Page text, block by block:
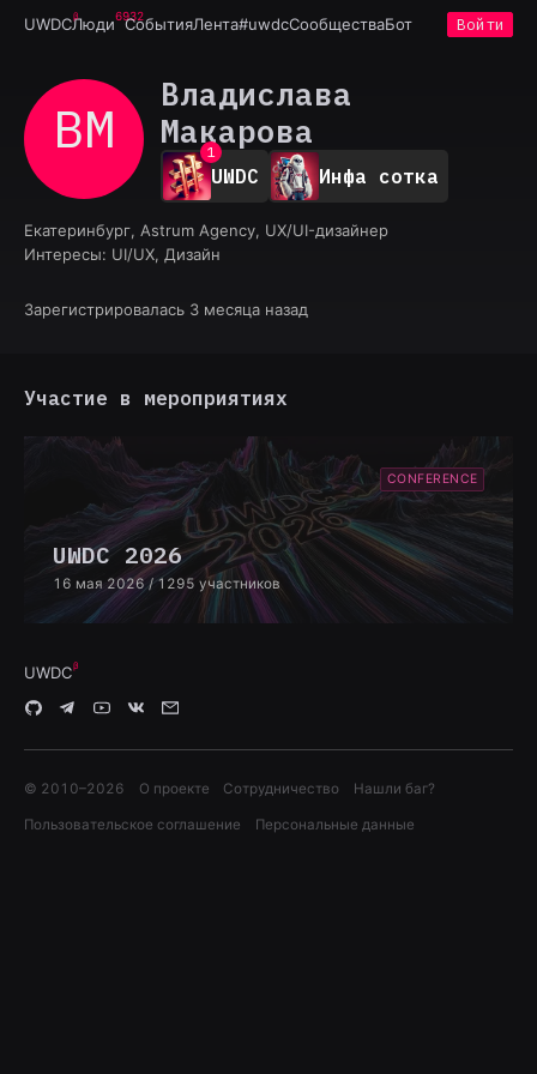
UWDCЛюди6932
СобытияЛента#uwdcСообществаБот Войти
ВМ
Владислава
Макарова
0
1
2
3
4
5
8
UWDC Инфа сотка
Екатеринбург, Astrum Agency, UX/UI-дизайнер
Интересы: UI/UX, Дизайн
Зарегистрировалась 3 месяца назад
Участие в мероприятиях
CONFERENCE
UWDC 2026
16 мая 2026 / 1295 участников
UWDC
© 2010–2026 О проекте Сотрудничество Нашли баг?
Пользовательское соглашение Персональные данные